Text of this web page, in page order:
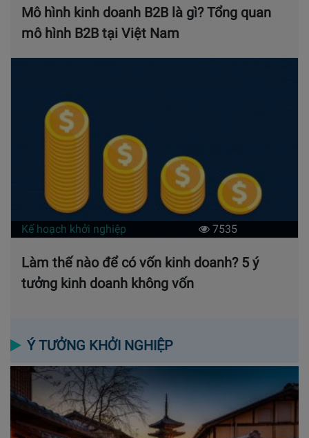
Mô hình kinh doanh B2B là gì? Tổng quan
mô hình B2B tại Việt Nam
Kế hoạch khởi nghiệp 7535
Làm thế nào để có vốn kinh doanh? 5 ý
tưởng kinh doanh không vốn
Ý TƯỞNG KHỞI NGHIỆP